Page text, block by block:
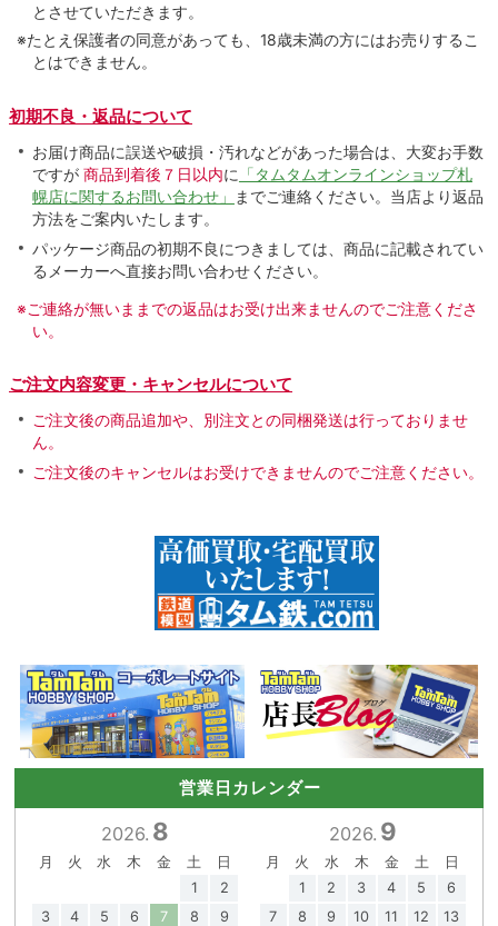
とさせていただきます。
※たとえ保護者の同意があっても、18歳未満の方にはお売りするこ
とはできません。
初期不良・返品について
お届け商品に誤送や破損・汚れなどがあった場合は、大変お手数
ですが 商品到着後７日以内に 「タムタムオンラインショップ札
幌店に関するお問い合わせ」
までご連絡ください。当店より返品
方法をご案内いたします。
パッケージ商品の初期不良につきましては、商品に記載されてい
るメーカーへ直接お問い合わせください。
※ご連絡が無いままでの返品はお受け出来ませんのでご注意くださ
い。
ご注文内容変更・キャンセルについて
ご注文後の商品追加や、別注文との同梱発送は行っておりませ
ん。
ご注文後のキャンセルはお受けできませんのでご注意ください。
営業日カレンダー
2026. 8
月 火 水 木 金 土
日
1
2
3
4 5 6 7 8
9
2026. 9
月 火 水 木 金 土
日
1
2 3 4 5
6
7
8 9 10 11 12
13